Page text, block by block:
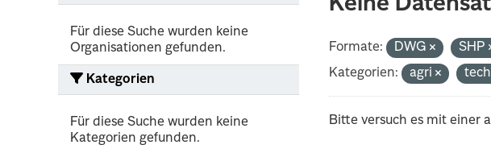
Für diese Suche wurden keine
Organisationen gefunden.
Kategorien
Für diese Suche wurden keine
Kategorien gefunden.
Formate: DWG SHP
Kategorien:
agri
Bitte versuch es mit einer